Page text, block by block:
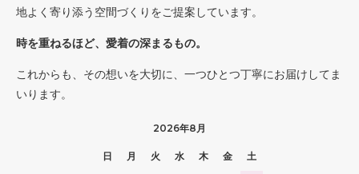
地よく寄り添う空間づくりをご提案しています。
時を重ねるほど、愛着の深まるもの。
これからも、その想いを大切に、一つひとつ丁寧にお届けしてま
いります。
2026年8月
日 月 火 水 木 金 土